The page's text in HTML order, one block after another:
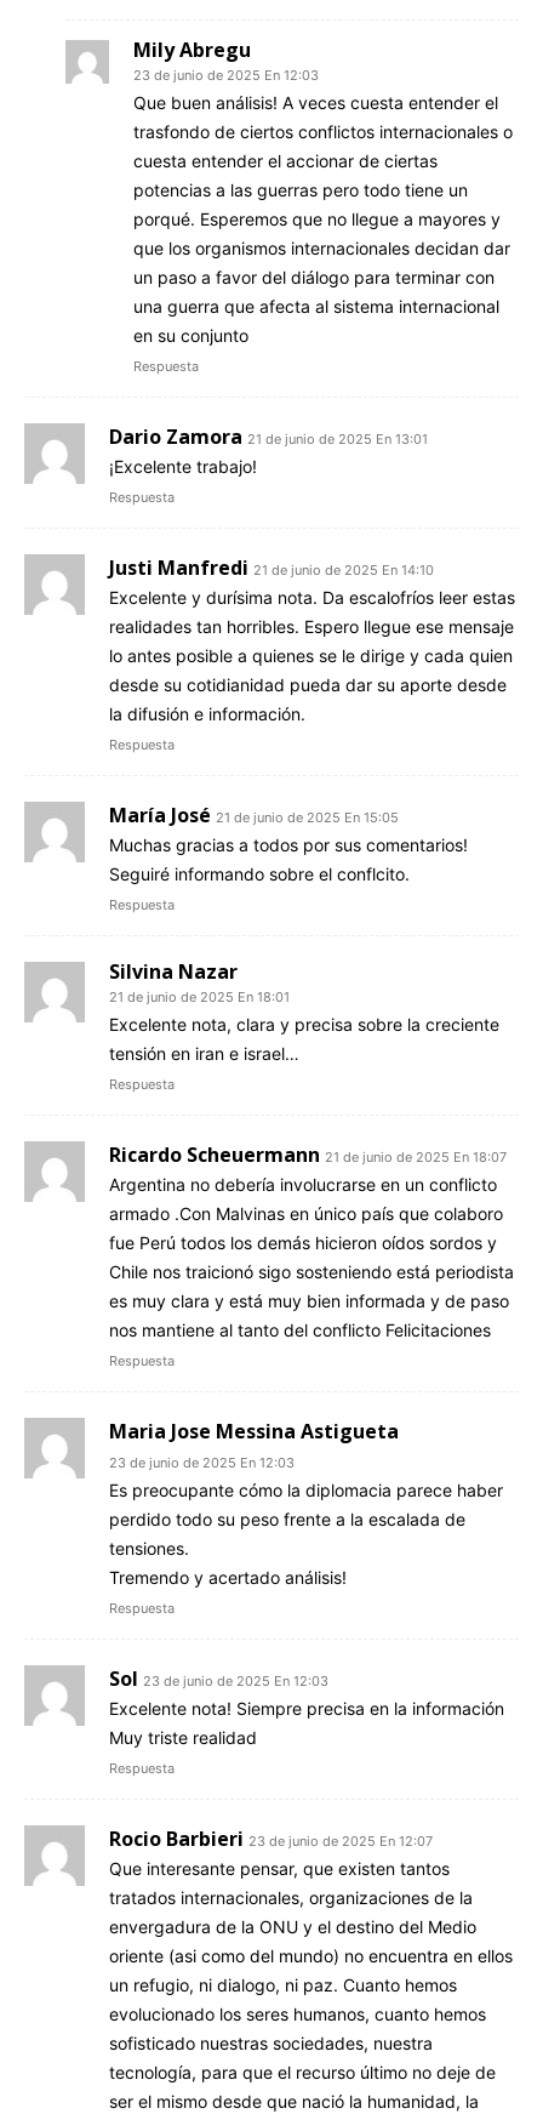
Mily Abregu
23 de junio de 2025 En 12:03
Que buen análisis! A veces cuesta entender el
trasfondo de ciertos conflictos internacionales o
cuesta entender el accionar de ciertas
potencias a las guerras pero todo tiene un
porqué. Esperemos que no llegue a mayores y
que los organismos internacionales decidan dar
un paso a favor del diálogo para terminar con
una guerra que afecta al sistema internacional
en su conjunto
Respuesta
Dario Zamora 21 de junio de 2025 En 13:01
¡Excelente trabajo!
Respuesta
Justi Manfredi 21 de junio de 2025 En 14:10
Excelente y durísima nota. Da escalofríos leer estas
realidades tan horribles. Espero llegue ese mensaje
lo antes posible a quienes se le dirige y cada quien
desde su cotidianidad pueda dar su aporte desde
la difusión e información.
Respuesta
María José 21 de junio de 2025 En 15:05
Muchas gracias a todos por sus comentarios!
Seguiré informando sobre el conflcito.
Respuesta
Silvina Nazar
21 de junio de 2025 En 18:01
Excelente nota, clara y precisa sobre la creciente
tensión en iran e israel…
Respuesta
Ricardo Scheuermann 21 de junio de 2025 En 18:07
Argentina no debería involucrarse en un conflicto
armado .Con Malvinas en único país que colaboro
fue Perú todos los demás hicieron oídos sordos y
Chile nos traicionó sigo sosteniendo está periodista
es muy clara y está muy bien informada y de paso
nos mantiene al tanto del conflicto Felicitaciones
Respuesta
Maria Jose Messina Astigueta
23 de junio de 2025 En 12:03
Es preocupante cómo la diplomacia parece haber
perdido todo su peso frente a la escalada de
tensiones.
Tremendo y acertado análisis!
Respuesta
Sol 23 de junio de 2025 En 12:03
Excelente nota! Siempre precisa en la información
Muy triste realidad
Respuesta
Rocio Barbieri 23 de junio de 2025 En 12:07
Que interesante pensar, que existen tantos
tratados internacionales, organizaciones de la
envergadura de la ONU y el destino del Medio
oriente (asi como del mundo) no encuentra en ellos
un refugio, ni dialogo, ni paz. Cuanto hemos
evolucionado los seres humanos, cuanto hemos
sofisticado nuestras sociedades, nuestra
tecnología, para que el recurso último no deje de
ser el mismo desde que nació la humanidad, la